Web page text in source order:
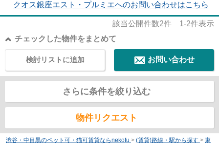
クオス銀座エスト・プルミエへのお問い合わせはこちら
該当公開件数2件 1-2件表示
チェックした物件をまとめて
お問い合わせ
検討リストに追加
さらに条件を絞り込む
物件リクエスト
渋谷・中目黒のペット可・猫可賃貸ならnekofu > (賃貸)路線・駅から探す > 東